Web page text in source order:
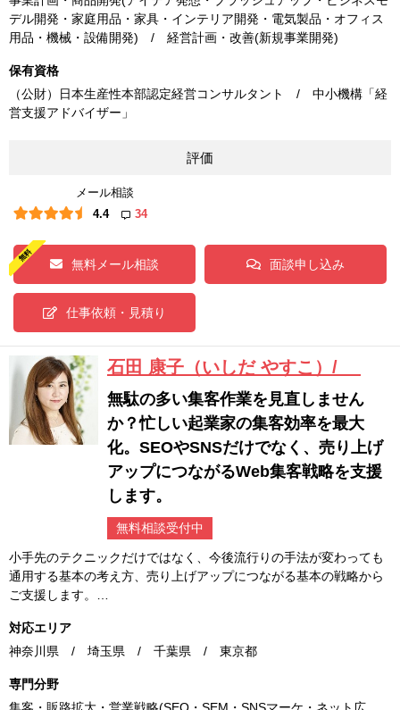
デル開発・家庭用品・家具・インテリア開発・電気製品・オフィス
用品・機械・設備開発) / 経営計画・改善(新規事業開発)
保有資格
（公財）日本生産性本部認定経営コンサルタント / 中小機構「経
営支援アドバイザー」
評価
メール相談
4.4
34
無料メール相談 面談申し込み
仕事依頼・見積り
石田 康子（いしだ やすこ）/
無駄の多い集客作業を見直しません
か？忙しい起業家の集客効率を最大
化。SEOやSNSだけでなく、売り上げ
アップにつながるWeb集客戦略を支援
します。
無料相談受付中
小手先のテクニックだけではなく、今後流行りの手法が変わっても
通用する基本の考え方、売り上げアップにつながる基本の戦略から
ご支援します。…
対応エリア
神奈川県 / 埼玉県 / 千葉県 / 東京都
専門分野